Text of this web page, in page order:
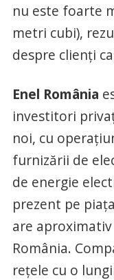
nu este foarte
metri cubi),
despre clienți
Enel România
investitori
noi, cu
furnizării de
de energie
prezent pe
are
România.
rețele cu o